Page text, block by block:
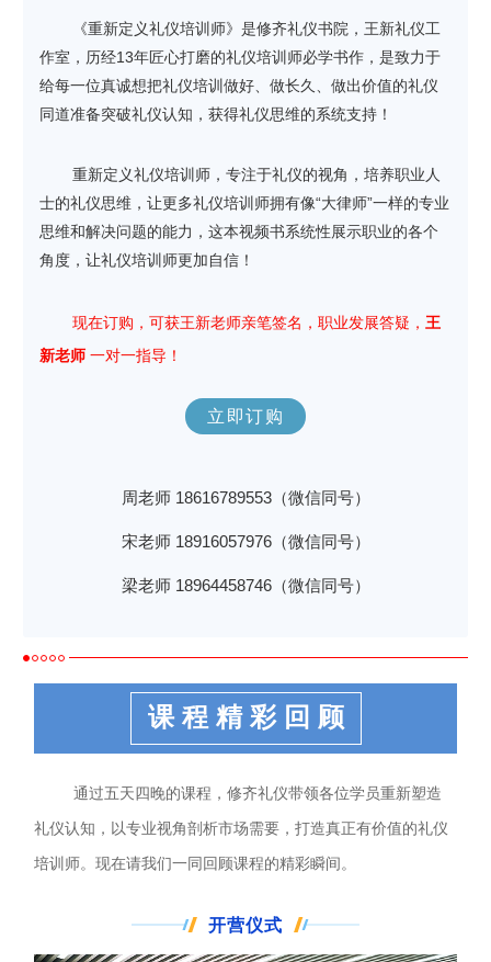
《重新定义礼仪培训师》是修齐礼仪书院，王新礼仪工
作室，历经13年匠心打磨的礼仪培训师必学书作，是致力于
给每一位真诚想把礼仪培训做好、做长久、做出价值的礼仪
同道准备突破礼仪认知，获得礼仪思维的系统支持！
重新定义礼仪培训师，专注于礼仪的视角，培养职业人
士的礼仪思维，让更多礼仪培训师拥有像“大律师”一样的专业
思维和解决问题的能力，这本视频书系统性展示职业的各个
角度，让礼仪培训师更加自信！
现在订购， 可获王新老师亲笔签名， 职业发展答疑， 王
新老师 一对一指导！
立即订购
周老师 18616789553（微信同号）
宋老师 18916057976（微信同号）
梁老师 18964458746（微信同号）
课 程 精 彩 回 顾
通过五天四晚的课程，修齐礼仪带领各位学员重新塑造
礼仪认知，以专业视角剖析市场需要，打造真正有价值的礼仪
培训师。现在请我们一同回顾课程的精彩瞬间。
开营仪式